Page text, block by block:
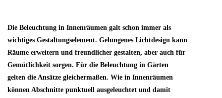
Die Beleuchtung in Innenräumen galt schon immer als
wichtiges Gestaltungselement. Gelungenes Lichtdesign kann
Räume erweitern und freundlicher gestalten, aber auch für
Gemütlichkeit sorgen. Für die Beleuchtung in Gärten
gelten die Ansätze gleichermaßen. Wie in Innenräumen
können Abschnitte punktuell ausgeleuchtet und damit